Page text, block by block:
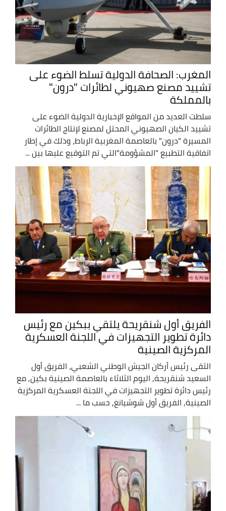
المغرب: الصحافة الدولية تسلط الضوء على
تشييد مصنع صهيوني لطائرات "درون"
بالمملكة
سلطت العديد من المواقع الإخبارية الدولية الضوء على
تشييد الكيان الصهيوني المحتل لمصنع لإنتاج الطائرات
المسيرة "درون" بالعاصمة المغربية الرباط، وذلك في إطار
اتفاقية التطبيع "المشؤومة"التي تم التوقيع عليها بين ...
الفريق أول شنقريحة يلتقي ببكين مع رئيس
دائرة تطوير التجهيزات في اللجنة العسكرية
المركزية الصينية
التقى رئيس أركان الجيش الوطني الشعبي، الفريق أول
السعيد شنقريحة, اليوم الثلاثاء بالعاصمة الصينية بكين, مع
رئيس دائرة تطوير التجهيزات في اللجنة العسكرية المركزية
الصينية, الفريق أول شوشيانغ, حسب ما ...